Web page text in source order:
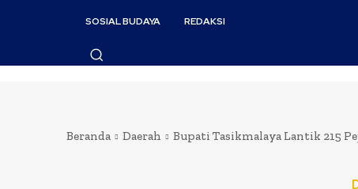
SOSIAL BUDAYA REDAKSI
Beranda Daerah Bupati Tasikmalaya Lantik 215